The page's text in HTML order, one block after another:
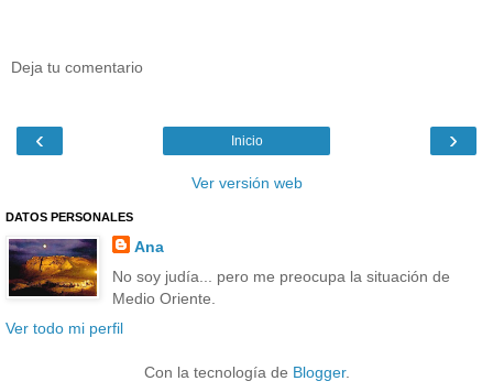
Deja tu comentario
‹ ›
Inicio
Ver versión web
DATOS PERSONALES
Ana
No soy judía... pero me preocupa la situación de
Medio Oriente.
Ver todo mi perfil
Con la tecnología de Blogger.